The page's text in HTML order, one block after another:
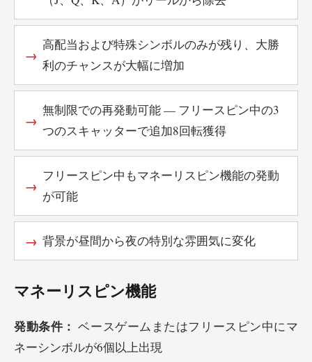
高配当および特殊シンボルのみが残り、大勝
利のチャンスが大幅に増加
無制限での再発動可能 — フリースピン中の3
つのスキャッターで追加8回転獲得
フリースピン中もマネーリスピン機能の発動
が可能
背景が昼間から夜の特別な雰囲気に変化
マネーリスピン機能
発動条件： ベースゲームまたはフリースピン中にマ
ネーシンボルが6個以上出現